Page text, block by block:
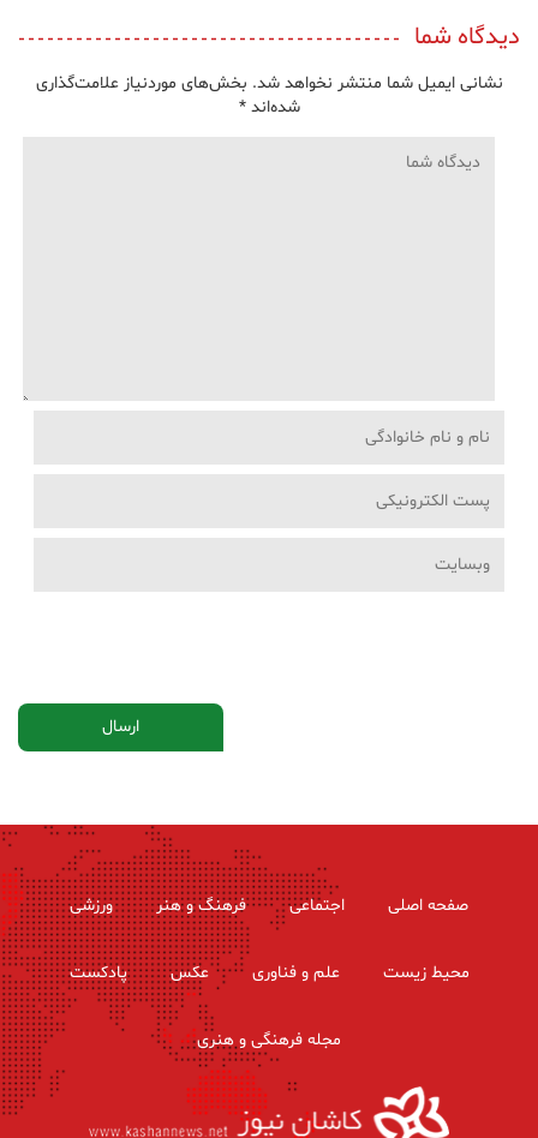
دیدگاه شما
نشانی ایمیل شما منتشر نخواهد شد. بخش‌های موردنیاز علامت‌گذاری
شده‌اند*
صفحه اصلی اجتماعی فرهنگ و هنر ورزشی
محیط زیست علم و فناوری عکس پادکست
مجله فرهنگی و هنری